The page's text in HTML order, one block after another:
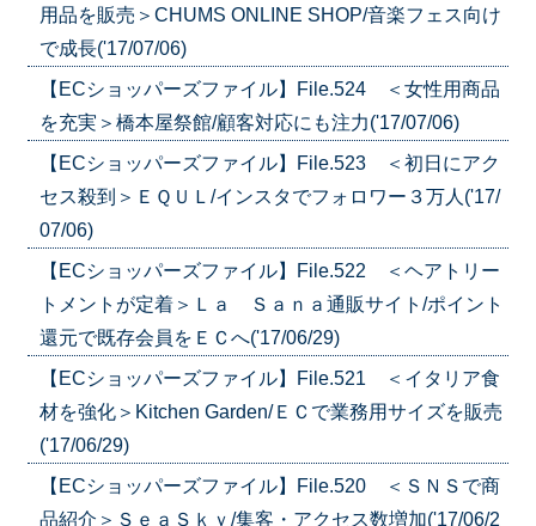
用品を販売＞CHUMS ONLINE SHOP/音楽フェス向け
で成長('17/07/06)
【ECショッパーズファイル】File.524 ＜女性用商品
を充実＞橋本屋祭館/顧客対応にも注力('17/07/06)
【ECショッパーズファイル】File.523 ＜初日にアク
セス殺到＞ＥＱＵＬ/インスタでフォロワー３万人('17/
07/06)
【ECショッパーズファイル】File.522 ＜ヘアトリー
トメントが定着＞Ｌａ Ｓａｎａ通販サイト/ポイント
還元で既存会員をＥＣへ('17/06/29)
【ECショッパーズファイル】File.521 ＜イタリア食
材を強化＞Kitchen Garden/ＥＣで業務用サイズを販売
('17/06/29)
【ECショッパーズファイル】File.520 ＜ＳＮＳで商
品紹介＞ＳｅａＳｋｙ/集客・アクセス数増加('17/06/2